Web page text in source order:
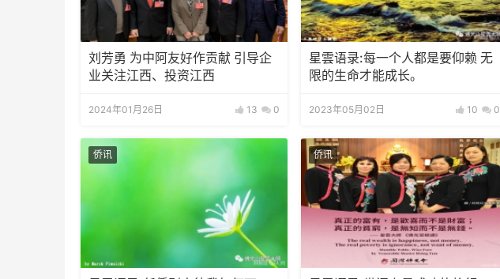
刘芳勇 为中阿友好作贡献 引导企
业关注江西、投资江西
2024年01月26日 13 0
星雲语录:每一个人都是要仰赖 无
限的生命才能成长。
2023年05月02日 10 0
侨讯 侨讯